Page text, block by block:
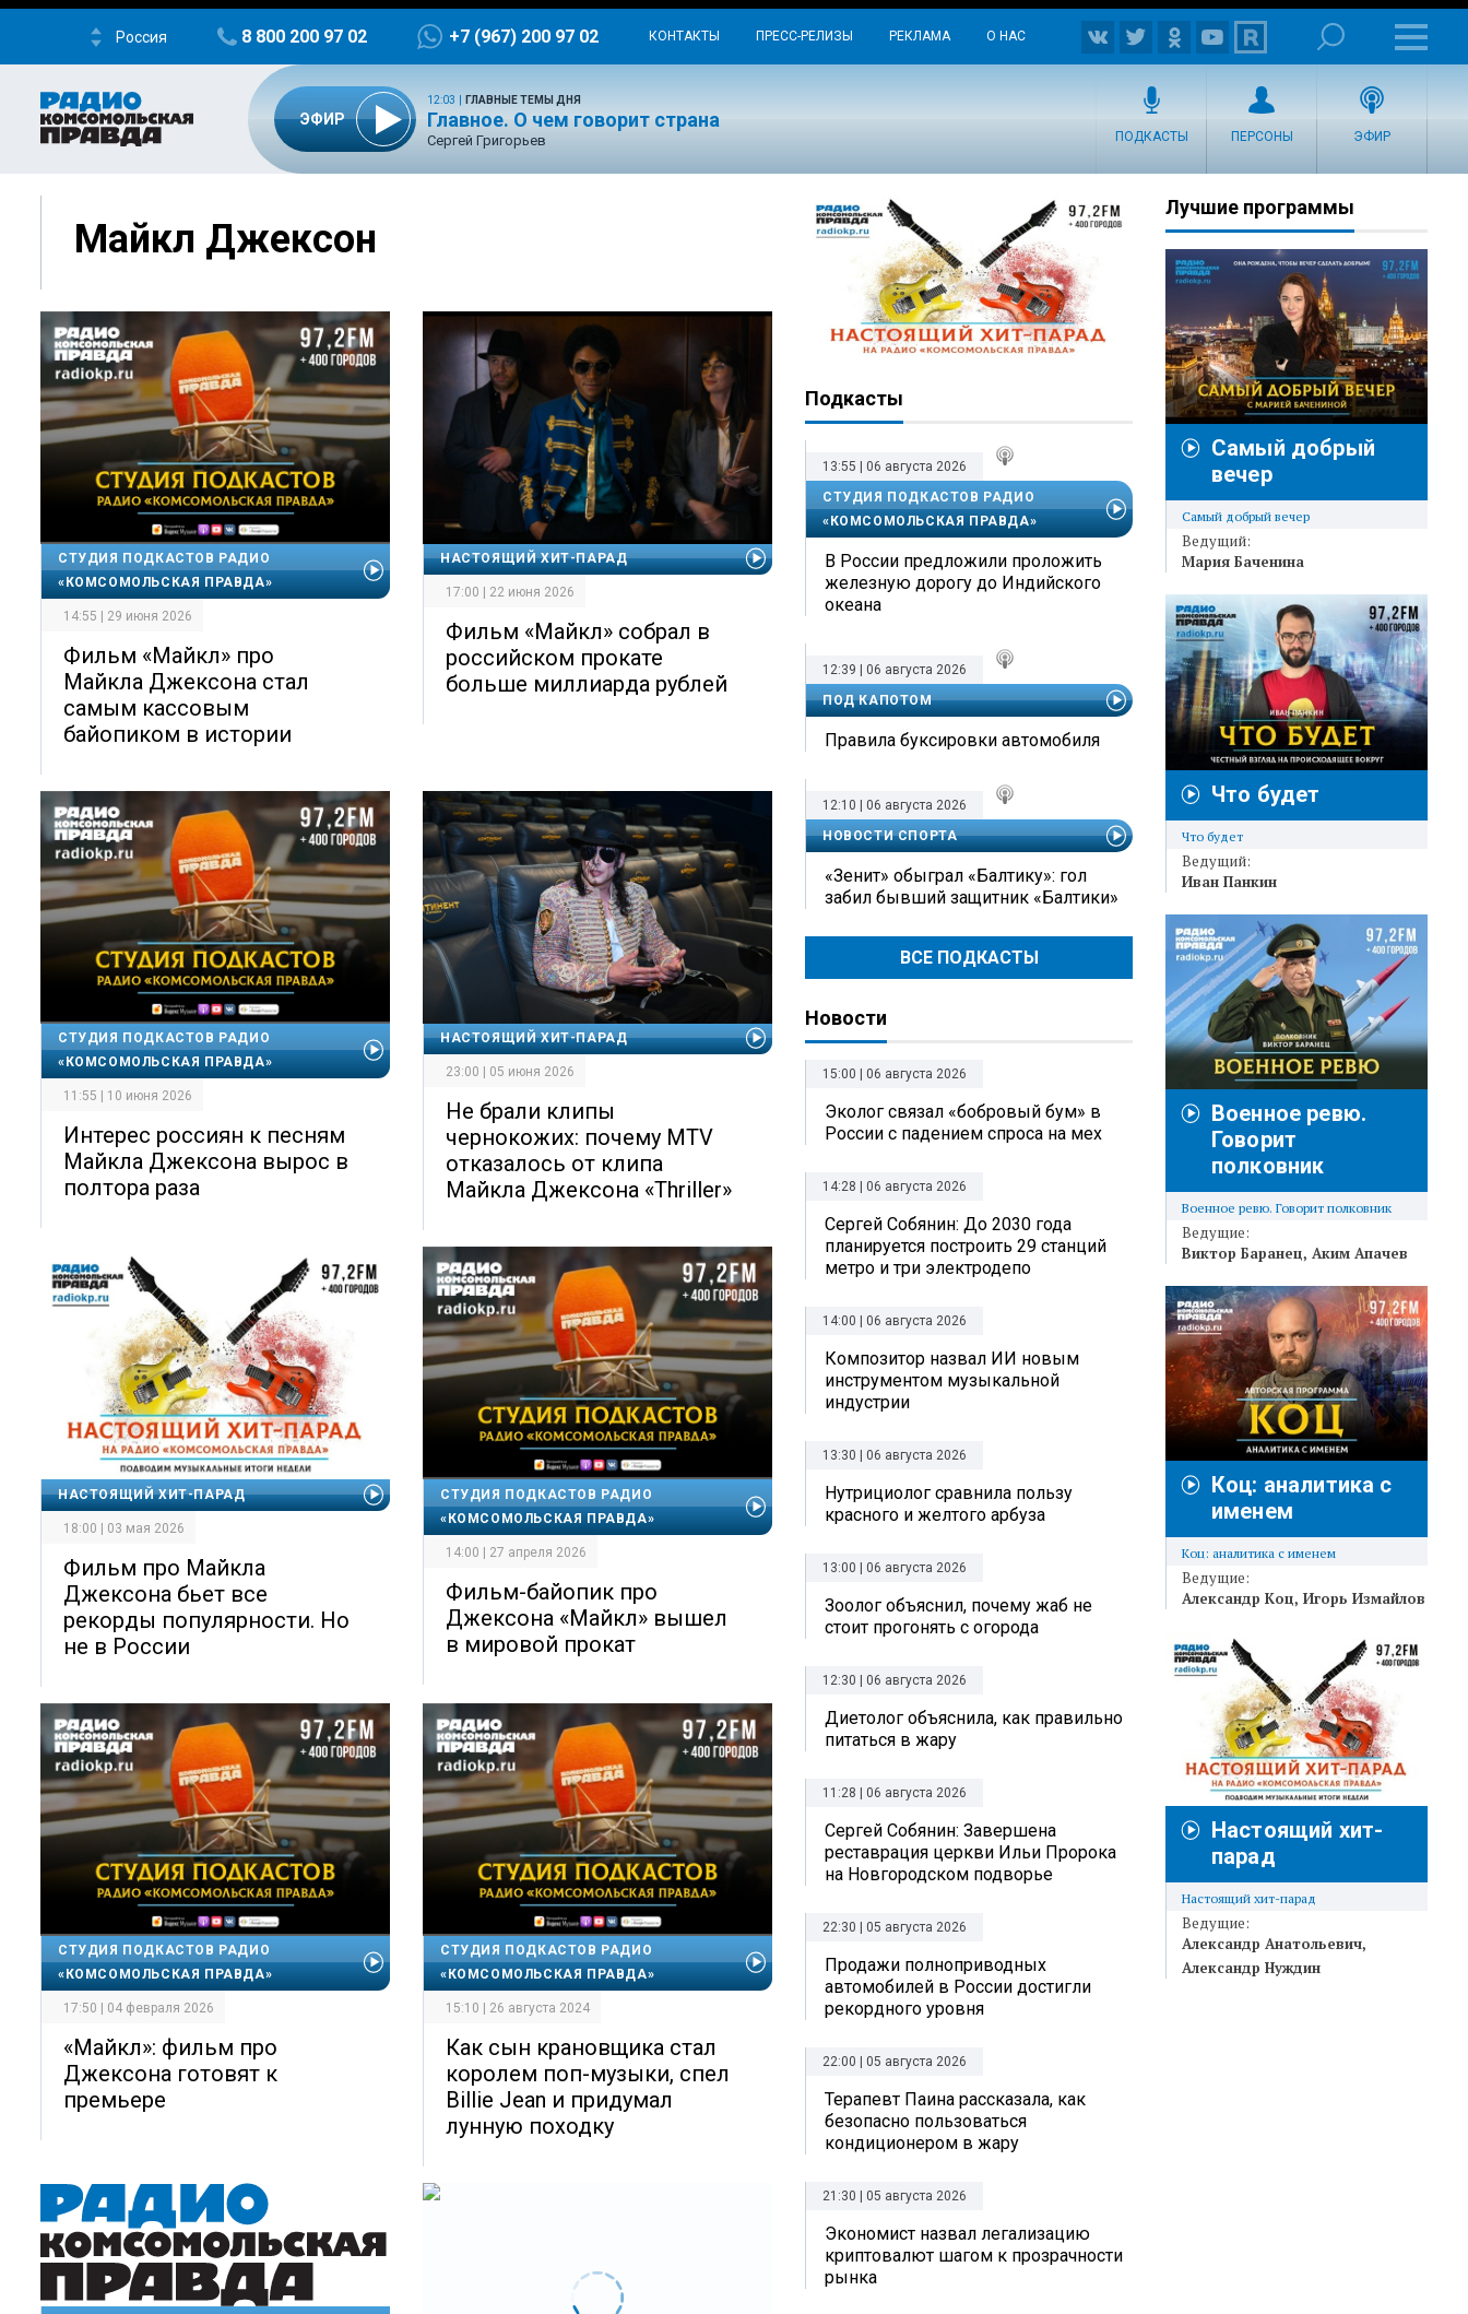
Россия 8 800 200 97 02 +7 (967) 200 97 02 КОНТАКТЫ ПРЕСС-РЕЛИЗЫ РЕКЛАМА О НАС
ЭФИР
12:03 ГЛАВНЫЕ ТЕМЫ ДНЯ
Главное. О чем говорит страна
Сергей Григорьев ПОДКАСТЫ ПЕРСОНЫ ЭФИР
Майкл Джексон
СТУДИЯ ПОДКАСТОВ РАДИО
«КОМСОМОЛЬСКАЯ ПРАВДА»
14:55 | 29 июня 2026
Фильм «Майкл» про
Майкла Джексона стал
самым кассовым
байопиком в истории
НАСТОЯЩИЙ ХИТ-ПАРАД
17:00 | 22 июня 2026
Фильм «Майкл» собрал в
российском прокате
больше миллиарда рублей
СТУДИЯ ПОДКАСТОВ РАДИО
«КОМСОМОЛЬСКАЯ ПРАВДА»
11:55 | 10 июня 2026
Интерес россиян к песням
Майкла Джексона вырос в
полтора раза
НАСТОЯЩИЙ ХИТ-ПАРАД
23:00 | 05 июня 2026
Не брали клипы
чернокожих: почему MTV
отказалось от клипа
Майкла Джексона «Thriller»
НАСТОЯЩИЙ ХИТ-ПАРАД
18:00 | 03 мая 2026
Фильм про Майкла
Джексона бьет все
рекорды популярности. Но
не в России
СТУДИЯ ПОДКАСТОВ РАДИО
«КОМСОМОЛЬСКАЯ ПРАВДА»
14:00 | 27 апреля 2026
Фильм-байопик про
Джексона «Майкл» вышел
в мировой прокат
СТУДИЯ ПОДКАСТОВ РАДИО
«КОМСОМОЛЬСКАЯ ПРАВДА»
17:50 | 04 февраля 2026
«Майкл»: фильм про
Джексона готовят к
премьере
СТУДИЯ ПОДКАСТОВ РАДИО
«КОМСОМОЛЬСКАЯ ПРАВДА»
15:10 | 26 августа 2024
Как сын крановщика стал
королем поп-музыки, спел
Billie Jean и придумал
лунную походку
Подкасты
13:55 | 06 августа 2026
СТУДИЯ ПОДКАСТОВ РАДИО
«КОМСОМОЛЬСКАЯ ПРАВДА»
В России предложили проложить
железную дорогу до Индийского
океана
12:39 | 06 августа 2026
ПОД КАПОТОМ
Правила буксировки автомобиля
12:10 | 06 августа 2026
НОВОСТИ СПОРТА
«Зенит» обыграл «Балтику»: гол
забил бывший защитник «Балтики»
ВСЕ ПОДКАСТЫ
Новости
15:00 | 06 августа 2026
Эколог связал «бобровый бум» в
России с падением спроса на мех
14:28 | 06 августа 2026
Сергей Собянин: До 2030 года
планируется построить 29 станций
метро и три электродепо
14:00 | 06 августа 2026
Композитор назвал ИИ новым
инструментом музыкальной
индустрии
13:30 | 06 августа 2026
Нутрициолог сравнила пользу
красного и желтого арбуза
13:00 | 06 августа 2026
Зоолог объяснил, почему жаб не
стоит прогонять с огорода
12:30 | 06 августа 2026
Диетолог объяснила, как правильно
питаться в жару
11:28 | 06 августа 2026
Сергей Собянин: Завершена
реставрация церкви Ильи Пророка
на Новгородском подворье
22:30 | 05 августа 2026
Продажи полноприводных
автомобилей в России достигли
рекордного уровня
22:00 | 05 августа 2026
Терапевт Паина рассказала, как
безопасно пользоваться
кондиционером в жару
21:30 | 05 августа 2026
Экономист назвал легализацию
криптовалют шагом к прозрачности
рынка
Лучшие программы
Самый добрый
вечер
Самый добрый вечер
Ведущий:
Мария Баченина
Что будет
Что будет
Ведущий:
Иван Панкин
Военное ревю.
Говорит
полковник
Военное ревю. Говорит полковник
Ведущие:
Виктор Баранец Аким Апачев
Коц: аналитика с
именем
Коц: аналитика с именем
Ведущие:
Александр Коц Игорь Измайлов
Настоящий хит-
парад
Настоящий хит-парад
Ведущие:
Александр Анатольевич
Александр Нуждин